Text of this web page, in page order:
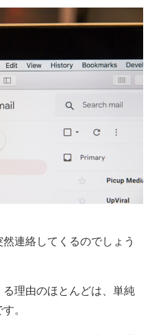
連絡してくるのでしょう
理由のほとんどは、単純
。